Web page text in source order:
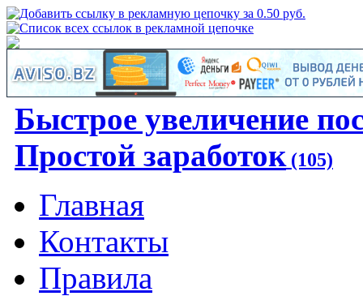
Быстрое увеличение
Простой заработок(105)
Главная
Контакты
Правила